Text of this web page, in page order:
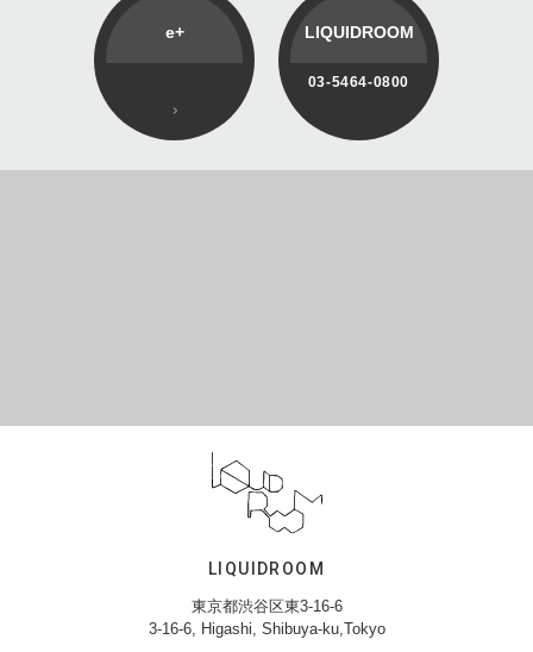
e+ LIQUIDROOM
03-5464-0800
LIQUIDROOM
東京都渋谷区東3-16-6
3-16-6, Higashi, Shibuya-ku,Tokyo